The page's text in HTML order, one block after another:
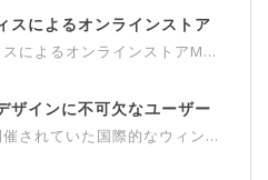
スによるオンラインストア
によるオンラインストアM...
ザインに不可欠なユーザー
されていた国際的なウィン...